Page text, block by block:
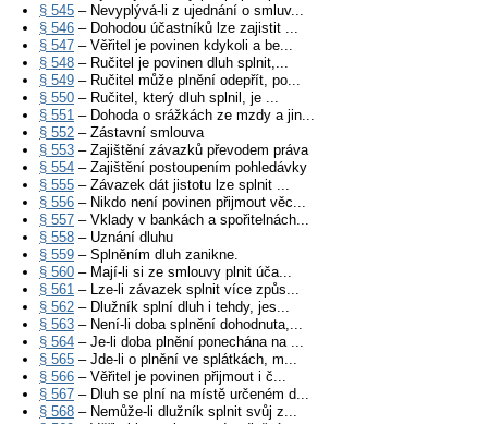
§ 545 – Nevyplývá-li z ujednání o smluv...
§ 546 – Dohodou účastníků lze zajistit ...
§ 547 – Věřitel je povinen kdykoli a be...
§ 548 – Ručitel je povinen dluh splnit,...
§ 549 – Ručitel může plnění odepřít, po...
§ 550 – Ručitel, který dluh splnil, je ...
§ 551 – Dohoda o srážkách ze mzdy a jin...
§ 552 – Zástavní smlouva
§ 553 – Zajištění závazků převodem práva
§ 554 – Zajištění postoupením pohledávky
§ 555 – Závazek dát jistotu lze splnit ...
§ 556 – Nikdo není povinen přijmout věc...
§ 557 – Vklady v bankách a spořitelnách...
§ 558 – Uznání dluhu
§ 559 – Splněním dluh zanikne.
§ 560 – Mají-li si ze smlouvy plnit úča...
§ 561 – Lze-li závazek splnit více způs...
§ 562 – Dlužník splní dluh i tehdy, jes...
§ 563 – Není-li doba splnění dohodnuta,...
§ 564 – Je-li doba plnění ponechána na ...
§ 565 – Jde-li o plnění ve splátkách, m...
§ 566 – Věřitel je povinen přijmout i č...
§ 567 – Dluh se plní na místě určeném d...
§ 568 – Nemůže-li dlužník splnit svůj z...